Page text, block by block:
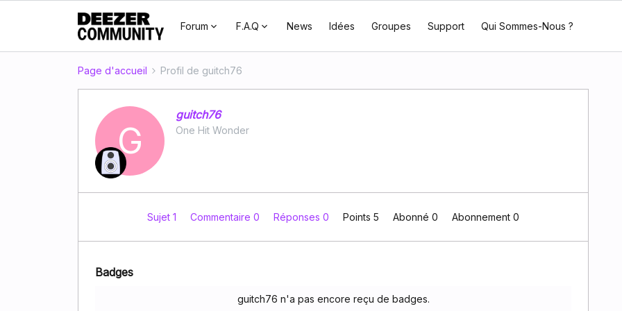
Forum F.A.Q News Idées Groupes Support Qui Sommes-Nous ?
Page d'accueil Profil de guitch76
G
guitch76
One Hit Wonder
Sujet 1 Commentaire 0 Réponses 0 Points 5 Abonné 0 Abonnement 0
Badges
guitch76 n'a pas encore reçu de badges.